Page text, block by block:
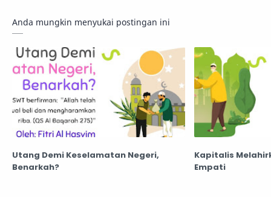
Anda mungkin menyukai postingan ini
Utang Demi Keselamatan Negeri,
Benarkah?
Kapitalis
Empati